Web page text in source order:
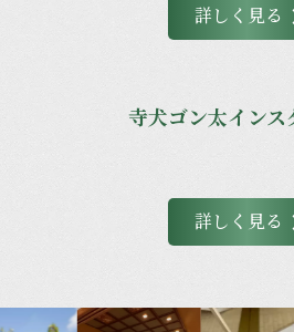
詳しく見る
寺犬ゴン太インス
詳しく見る